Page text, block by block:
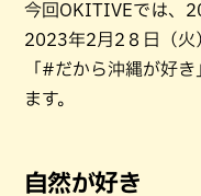
今回OKITIVEでは、
2023年2月2８日（火
「#だから沖縄が好
ます。
自然が好き